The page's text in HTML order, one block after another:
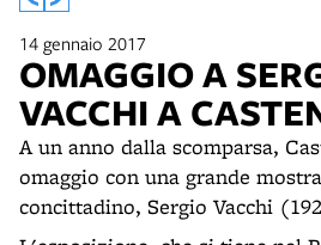
14 gennaio 2017
OMAGGIO A
VACCHI A
A un anno dalla scomparsa,
omaggio con una grande
concittadino, Sergio Vacchi